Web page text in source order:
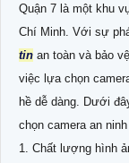
Quận 7 là một khu
Chí Minh. Với sự
tin an toàn và bảo
việc lựa chọn
hề dễ dàng. Dưới
chọn camera an ninh
1. Chất lượng hình